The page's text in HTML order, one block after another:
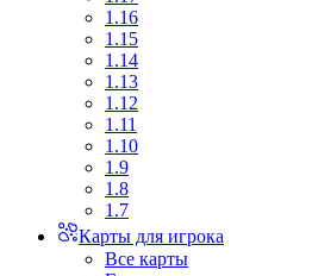
1.16
1.15
1.14
1.13
1.12
1.11
1.10
1.9
1.8
1.7
Карты для игрока
Все карты